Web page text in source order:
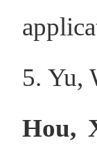
5. Yu,
Hou,